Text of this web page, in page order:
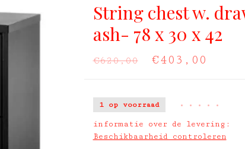
String chest w.
ash- 78 x 30 x 42
€620,00 €403,00
1 op voorraad • • • • •
informatie over de levering:
Beschikbaarheid controleren